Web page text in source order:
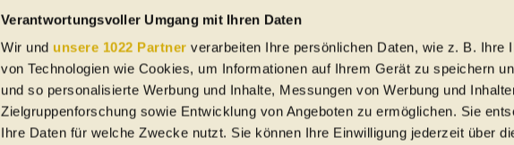
Verantwortungsvoller Umgang mit Ihren Daten
Wir und unsere 1022 Partner verarbeiten Ihre persönlichen Daten, wie z. B. Ihre
von Technologien wie Cookies, um Informationen auf Ihrem Gerät zu speichern
und so personalisierte Werbung und Inhalte, Messungen von Werbung und
Zielgruppenforschung sowie Entwicklung von Angeboten zu ermöglichen. Sie
Ihre Daten für welche Zwecke nutzt. Sie können Ihre Einwilligung jederzeit über